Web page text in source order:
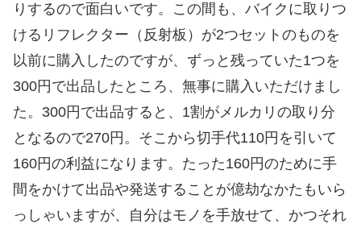
りするので面白いです。この間も、バイクに取りつ
けるリフレクター（反射板）が2つセットのものを
以前に購入したのですが、ずっと残っていた1つを
300円で出品したところ、無事に購入いただけまし
た。300円で出品すると、1割がメルカリの取り分
となるので270円。そこから切手代110円を引いて
160円の利益になります。たった160円のために手
間をかけて出品や発送することが億劫なかたもいら
っしゃいますが、自分はモノを手放せて、かつそれ